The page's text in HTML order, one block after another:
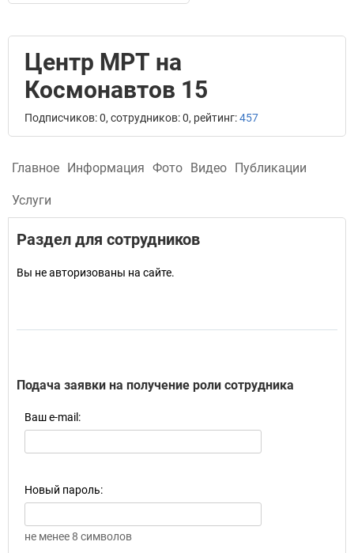
Центр МРТ на
Космонавтов 15
Подписчиков: 0, сотрудников: 0, рейтинг:457
Главное Информация Фото Видео Публикации
Услуги
Раздел для сотрудников
Вы не авторизованы на сайте.
Подача заявки на получение роли сотрудника
Ваш e-mail:
Новый пароль:
не менее 8 символов